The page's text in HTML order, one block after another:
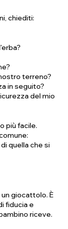
chiediti:
terreno?
in seguito?
del mio
più facile.
quella che si
giocattolo. È
fiducia e
riceve.